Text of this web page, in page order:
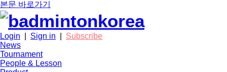
본문 바로가기
Login Sign in
Subscribe
News
Tournament
People & Lesson